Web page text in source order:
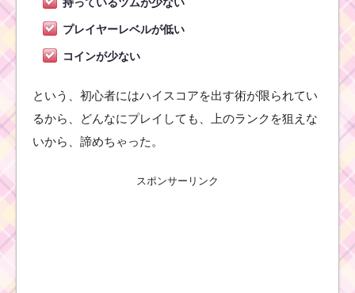
プレイヤーレベルが低い
コインが少ない
という、初心者にはハイスコアを出す術が限られてい
るから、どんなにプレイしても、上のランクを狙えな
いから、諦めちゃった。
スポンサーリンク